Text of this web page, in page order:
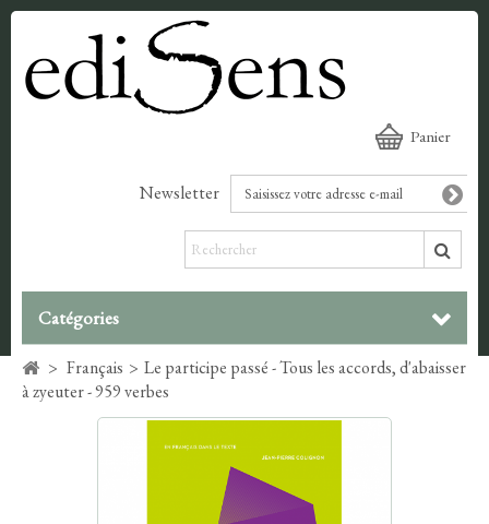
Panier
Newsletter
Catégories
> Français > Le participe passé - Tous les accords, d'abaisser
à zyeuter - 959 verbes